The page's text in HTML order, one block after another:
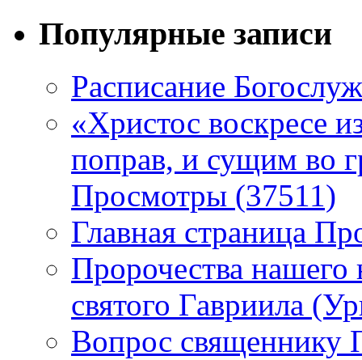
Популярные записи
Расписание
«Христос воскресе
поправ, и сущим во
Просмотры (37511)
Главная страница
Пророчества нашего
святого Гавриила
Вопрос священнику